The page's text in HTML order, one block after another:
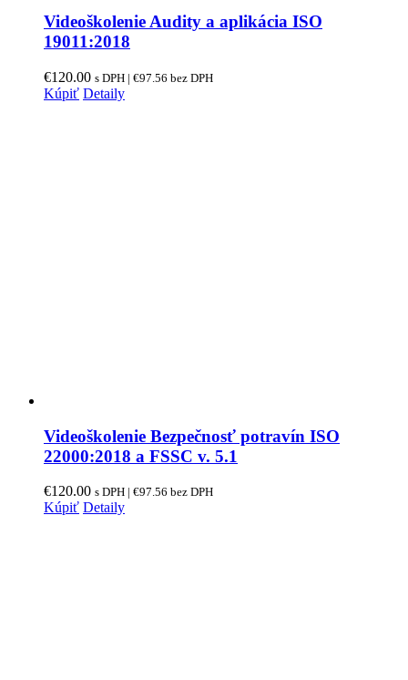
Videoškolenie Audity a aplikácia ISO
19011:2018
€120.00 s DPH | €97.56 bez DPH
Kúpiť Detaily
Videoškolenie Bezpečnosť potravín ISO
22000:2018 a FSSC v. 5.1
€120.00 s DPH | €97.56 bez DPH
Kúpiť Detaily